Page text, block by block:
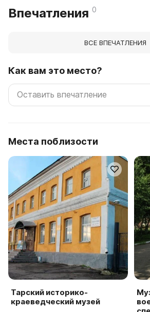
Впечатления 0
ВСЕ ВПЕЧАТЛЕНИЯ
Как вам это место?
Места поблизости
Тарский историко-
краеведческий музей